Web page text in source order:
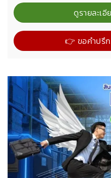
ดูรายละเอี
👉 ขอคำปรึ